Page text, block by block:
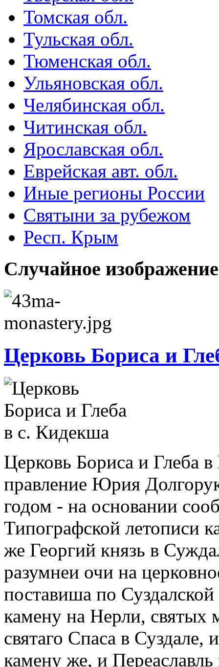
Томская обл.
Тульская обл.
Тюменская обл.
Ульяновская обл.
Челябинская обл.
Читинская обл.
Ярославская обл.
Еврейская авт. обл.
Иные регионы России
Святыни за рубежом
Респ. Крым
Случайное изображение
Церковь Бориса и
Церковь Бориса и Глеба
правление Юрия
годом - на основании
Типографской летописи
же Георгий князь в
разумнеи очи на
поставиша по
камену на Нерли, святых
святаго Спаса в Суздале,
камену же, и